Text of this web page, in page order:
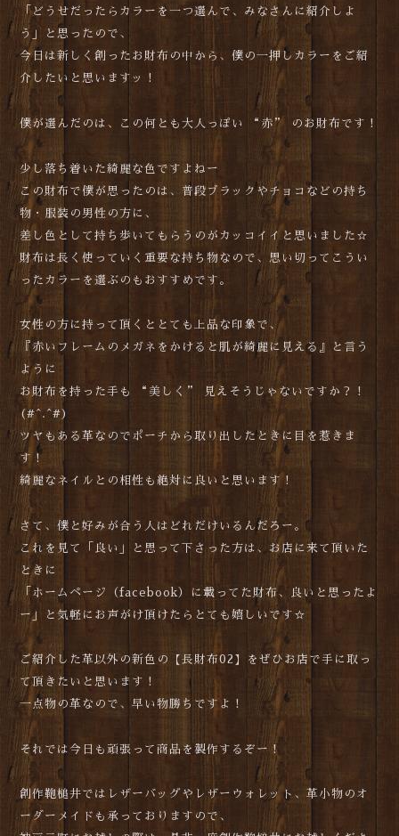
「どうせだったらカラーを一つ選んで、みなさんに紹介しよ
う」と思ったので、
今日は新しく創ったお財布の中から、僕の一押しカラーをご紹
介したいと思いますッ！
僕が選んだのは、この何とも大人っぽい “赤” のお財布です！
少し落ち着いた綺麗な色ですよねー
この財布で僕が思ったのは、普段ブラックやチョコなどの持ち
物・服装の男性の方に、
差し色として持ち歩いてもらうのがカッコイイと思いました☆
財布は長く使っていく重要な持ち物なので、思い切ってこうい
ったカラーを選ぶのもおすすめです。
女性の方に持って頂くととても上品な印象で、
『赤いフレームのメガネをかけると肌が綺麗に見える』と言う
ように
お財布を持った手も “美しく” 見えそうじゃないですか？！
(#^.^#)
ツヤもある革なのでポーチから取り出したときに目を惹きま
す！
綺麗なネイルとの相性も絶対に良いと思います！
さて、僕と好みが合う人はどれだけいるんだろー。
これを見て「良い」と思って下さった方は、お店に来て頂いた
ときに
「ホームページ（facebook）に載ってた財布、良いと思ったよ
ー」と気軽にお声がけ頂けたらとても嬉しいです☆
ご紹介した革以外の新色の【長財布02】をぜひお店で手に取っ
て頂きたいと思います！
一点物の革なので、早い物勝ちですよ！
それでは今日も頑張って商品を製作するぞー！
創作鞄槌井ではレザーバッグやレザーウォレット、革小物のオ
ーダーメイドも承っておりますので、